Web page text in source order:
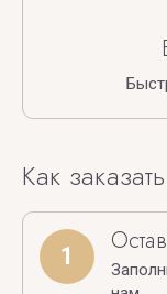
Как заказать
1